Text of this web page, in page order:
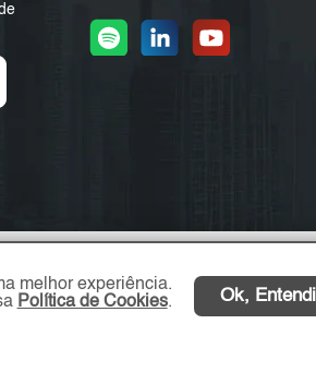
melhor experiência.
Política de Cookies. Ok,